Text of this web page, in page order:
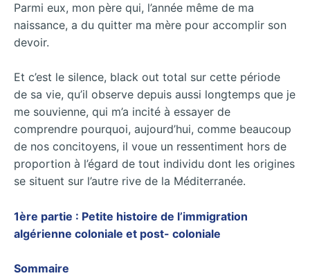
Parmi eux, mon père qui, l’année même de ma
naissance, a du quitter ma mère pour accomplir son
devoir.
Et c’est le silence, black out total sur cette période
de sa vie, qu’il observe depuis aussi longtemps que je
me souvienne, qui m’a incité à essayer de
comprendre pourquoi, aujourd’hui, comme beaucoup
de nos concitoyens, il voue un ressentiment hors de
proportion à l’égard de tout individu dont les origines
se situent sur l’autre rive de la Méditerranée.
1ère partie : Petite histoire de l’immigration
algérienne coloniale et post- coloniale
Sommaire